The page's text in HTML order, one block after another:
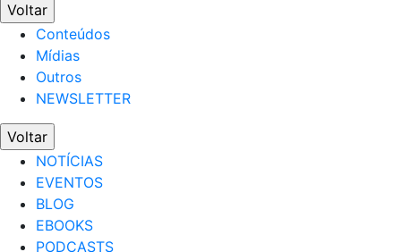
Voltar
Conteúdos
Mídias
Outros
NEWSLETTER
Voltar
NOTÍCIAS
EVENTOS
BLOG
EBOOKS
PODCASTS